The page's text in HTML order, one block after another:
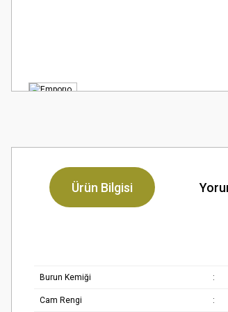
Ürün Bilgisi
Burun Kemiği :
Cam Rengi :